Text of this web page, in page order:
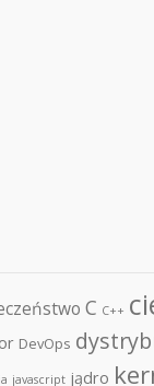
C C++
DevOps
javascript jądro